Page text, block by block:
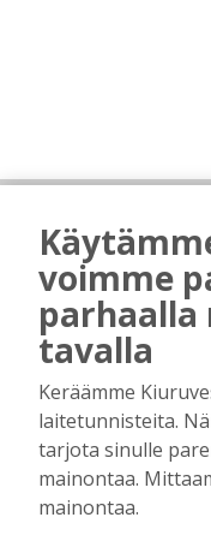
ministeri
Tilaajille
Aku
OP
tulokseen
voimme
parhaalla
tavalla
Keräämme
laitetunnisteita.
tarjota sinulle
mainontaa.
mainontaa.